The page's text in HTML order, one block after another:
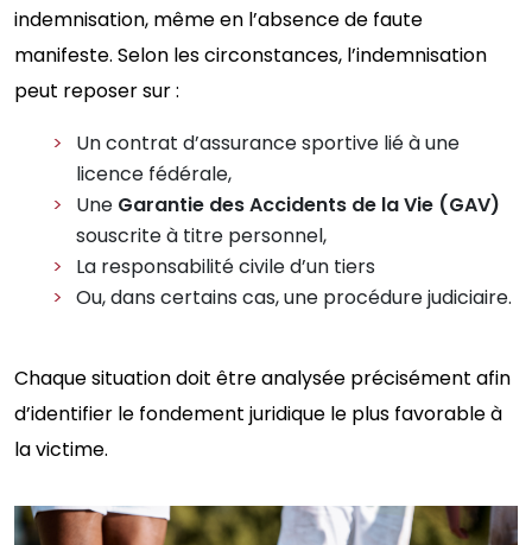
indemnisation, même en l’absence de faute
manifeste. Selon les circonstances, l’indemnisation
peut reposer sur :
Un contrat d’assurance sportive lié à une
licence fédérale,
Une Garantie des Accidents de la Vie (GAV)
souscrite à titre personnel,
La responsabilité civile d’un tiers
Ou, dans certains cas, une procédure judiciaire.
Chaque situation doit être analysée précisément afin
d’identifier le fondement juridique le plus favorable à
la victime.